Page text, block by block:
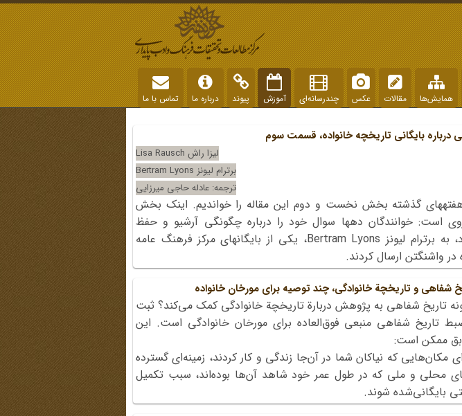
همایش‌ها مقالات عکس چندرسانه‌ای آموزش پیوند درباره ما تماس با ما
درباره بایگانی تاریخچه خانواده، قسمت سوم
لیزا راش Lisa Rausch
برترام لیونز Bertram Lyons
ترجمه: عادله حاجی میرزایی
گذشته بخش نخست و دوم این مقاله را خواندیم. اینک بخش
است: خوانندگان ده‏ها سوال خود را درباره چگونگی آرشیو و حفظ
تاریخچه خانوادگی خود، به برترام لیونز Bertram Lyons، یکی از بایگانهای مرکز فرهنگ عامه
در واشنگتن ارسال کردند.
شفاهی و تاریخچة خانوادگی، چند توصیه برای مورخان خانواده
تاریخ شفاهی به پژوهش دربارة تاریخچة خانوادگی کمک می‌کند؟ ثبت
تاریخ شفاهی منبعی فوق‌العاده برای مورخان خانوادگی است. این
ممکن است:
مکان‌هایی که نیاکان شما در آن‌جا زندگی و کار کردند، زمینه‌ای گسترده
محلی و ملی که در طول عمر خود شاهد آن‌ها بوده‌اند، سبب تکمیل
بایگانی‌شده شوند.